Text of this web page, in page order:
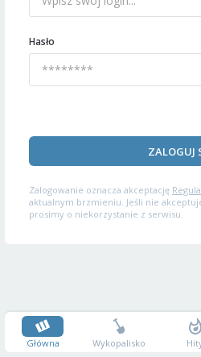
Hasło
ZALOGUJ
Zalogowanie oznacza akceptację
aktualnym brzmieniu. Jeśli nie
prosimy o niekorzystanie z serwisu.
Główna Wykopalisko